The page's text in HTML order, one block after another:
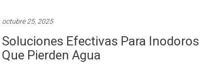
octubre 25, 2025
Soluciones Efectivas Para Inodoros
Que Pierden Agua